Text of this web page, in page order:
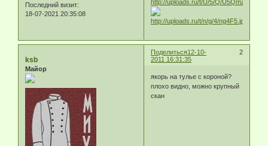
Последний визит:
18-07-2021 20:35:08
Поделиться 2
12-10-
2011 16:31:35
ksb
Майор
якорь на тулье с короной?
плохо видно, можно крупный
скан